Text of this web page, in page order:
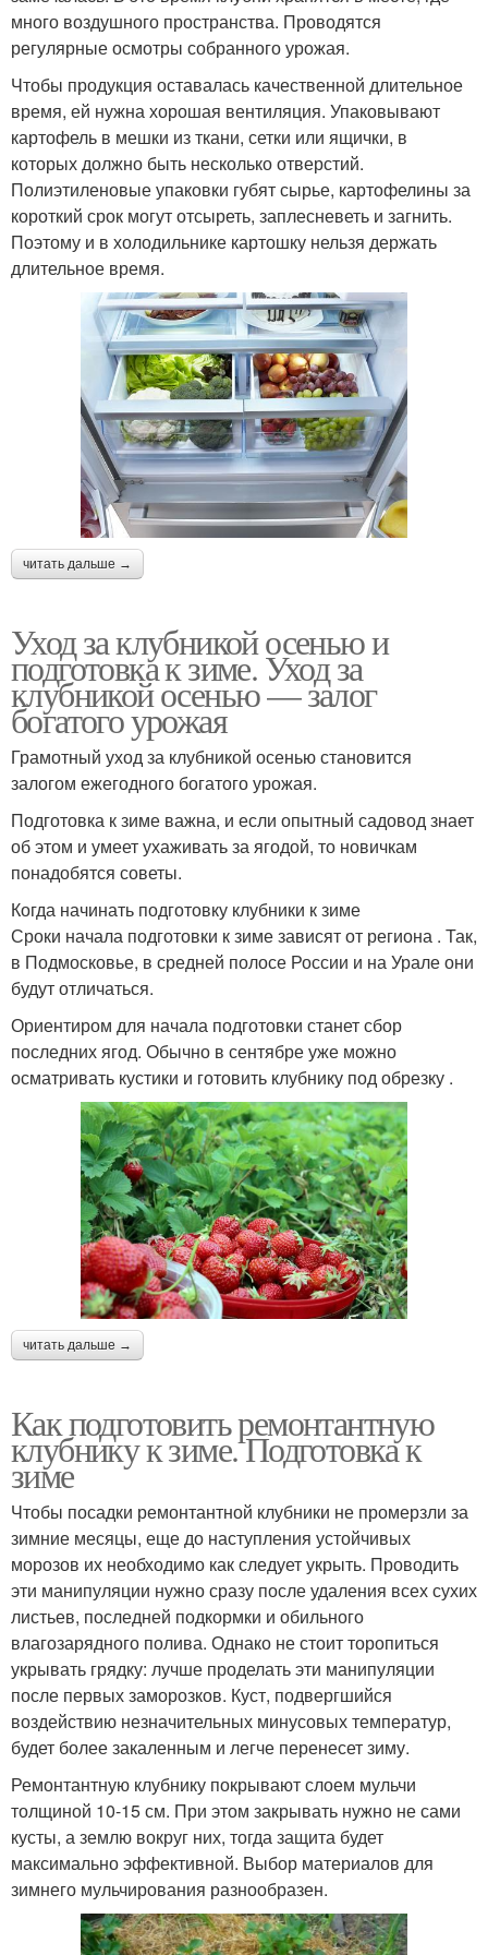
много воздушного пространства. Проводятся
регулярные осмотры собранного урожая.
Чтобы продукция оставалась качественной длительное
время, ей нужна хорошая вентиляция. Упаковывают
картофель в мешки из ткани, сетки или ящички, в
которых должно быть несколько отверстий.
Полиэтиленовые упаковки губят сырье, картофелины за
короткий срок могут отсыреть, заплесневеть и загнить.
Поэтому и в холодильнике картошку нельзя держать
длительное время.
читать дальше →
Уход за клубникой осенью и
подготовка к зиме. Уход за
клубникой осенью — залог
богатого урожая
Грамотный уход за клубникой осенью становится
залогом ежегодного богатого урожая.
Подготовка к зиме важна, и если опытный садовод знает
об этом и умеет ухаживать за ягодой, то новичкам
понадобятся советы.
Когда начинать подготовку клубники к зиме
Сроки начала подготовки к зиме зависят от региона . Так,
в Подмосковье, в средней полосе России и на Урале они
будут отличаться.
Ориентиром для начала подготовки станет сбор
последних ягод. Обычно в сентябре уже можно
осматривать кустики и готовить клубнику под обрезку .
читать дальше →
Как подготовить ремонтантную
клубнику к зиме. Подготовка к
зиме
Чтобы посадки ремонтантной клубники не промерзли за
зимние месяцы, еще до наступления устойчивых
морозов их необходимо как следует укрыть. Проводить
эти манипуляции нужно сразу после удаления всех сухих
листьев, последней подкормки и обильного
влагозарядного полива. Однако не стоит торопиться
укрывать грядку: лучше проделать эти манипуляции
после первых заморозков. Куст, подвергшийся
воздействию незначительных минусовых температур,
будет более закаленным и легче перенесет зиму.
Ремонтантную клубнику покрывают слоем мульчи
толщиной 10-15 см. При этом закрывать нужно не сами
кусты, а землю вокруг них, тогда защита будет
максимально эффективной. Выбор материалов для
зимнего мульчирования разнообразен.